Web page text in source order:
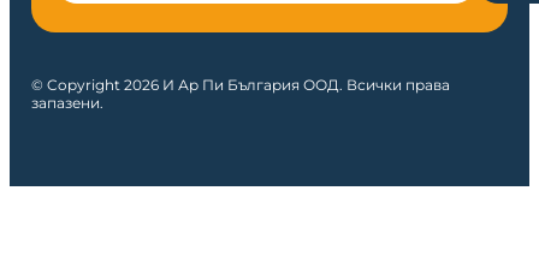
© Copyright 2026 И Ар Пи България ООД. Всички права
запазени.